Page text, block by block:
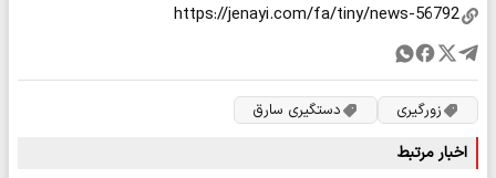
زورگیری دستگیری سارق
اخبار مرتبط